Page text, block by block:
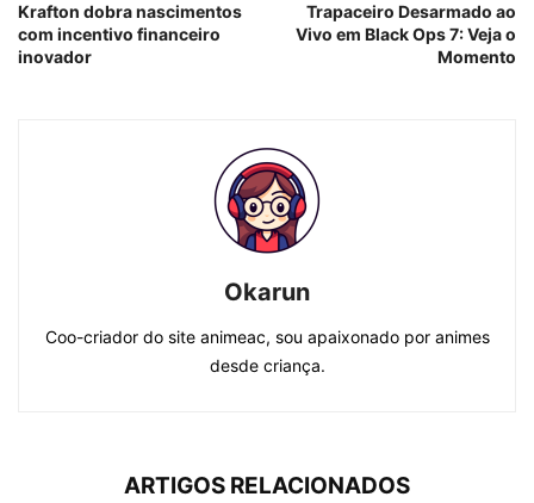
Krafton dobra nascimentos
com incentivo financeiro
inovador
Trapaceiro Desarmado ao
Vivo em Black Ops 7: Veja o
Momento
Okarun
Coo-criador do site animeac, sou apaixonado por animes
desde criança.
ARTIGOS RELACIONADOS